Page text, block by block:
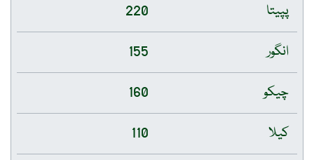
پپیتا
220
انگور
155
چیکو
160
کیلا
110